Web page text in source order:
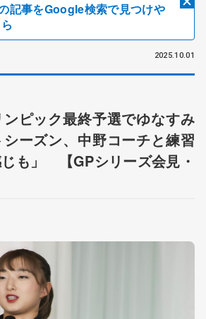
記事をGoogle検索で見つけや
2025.10.01
ピック最終予選でゆなすみ
ーズン、中野コーチと練習
じも」 【GPシリーズ会見・